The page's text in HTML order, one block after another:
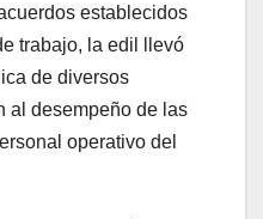
establecidos
trabajo, la edil llevó
de diversos
al desempeño de las
operativo del